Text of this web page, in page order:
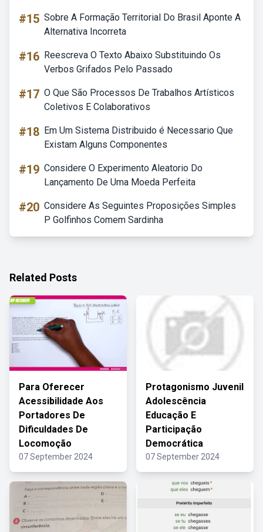
#15 Sobre A Formação Territorial Do Brasil Aponte A
Alternativa Incorreta
#16 Reescreva O Texto Abaixo Substituindo Os
Verbos Grifados Pelo Passado
#17 O Que São Processos De Trabalhos Artísticos
Coletivos E Colaborativos
#18 Em Um Sistema Distribuido é Necessario Que
Existam Alguns Componentes
#19 Considere O Experimento Aleatorio Do
Lançamento De Uma Moeda Perfeita
#20 Considere As Seguintes Proposições Simples
P Golfinhos Comem Sardinha
Related Posts
Para Oferecer
Acessibilidade Aos
Portadores De
Dificuldades De
Locomoção
07 September 2024
Protagonismo Juvenil
Adolescência
Educação E
Participação
Democrática
07 September 2024